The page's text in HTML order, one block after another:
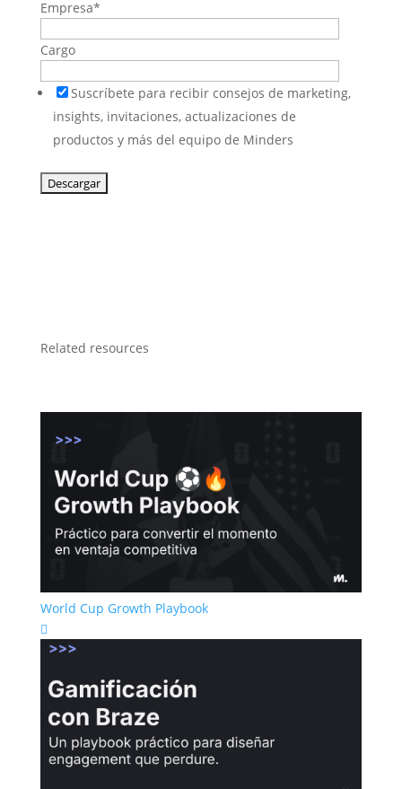
Empresa*
Cargo
Suscríbete para recibir consejos de marketing,
insights, invitaciones, actualizaciones de
productos y más del equipo de Minders
Related resources
World Cup Growth Playbook
